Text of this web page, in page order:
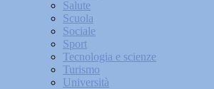
Salute
Scuola
Sociale
Sport
Tecnologia e scienze
Turismo
Università